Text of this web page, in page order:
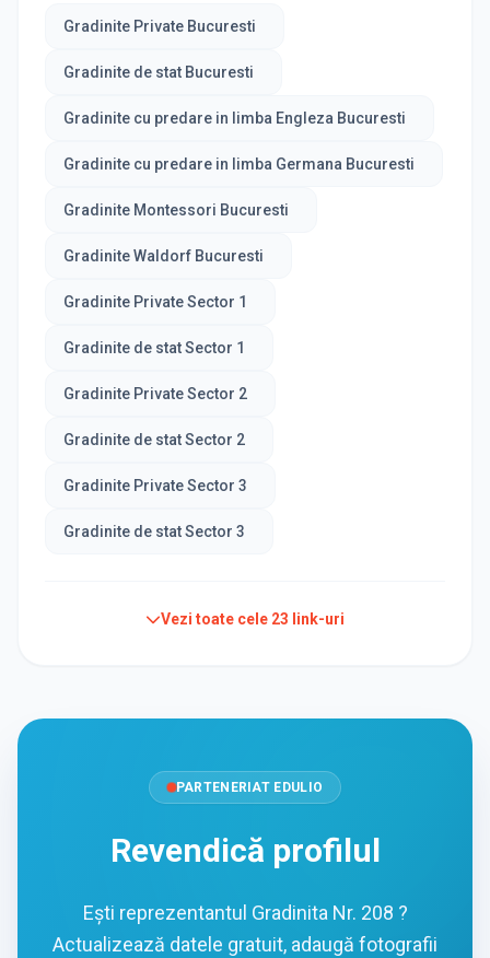
Gradinite Private Bucuresti
Gradinite de stat Bucuresti
Gradinite cu predare in limba Engleza Bucuresti
Gradinite cu predare in limba Germana Bucuresti
Gradinite Montessori Bucuresti
Gradinite Waldorf Bucuresti
Gradinite Private Sector 1
Gradinite de stat Sector 1
Gradinite Private Sector 2
Gradinite de stat Sector 2
Gradinite Private Sector 3
Gradinite de stat Sector 3
Vezi toate cele 23 link-uri
PARTENERIAT EDULIO
Revendică profilul
Ești reprezentantul Gradinita Nr. 208 ?
Actualizează datele gratuit, adaugă fotografii